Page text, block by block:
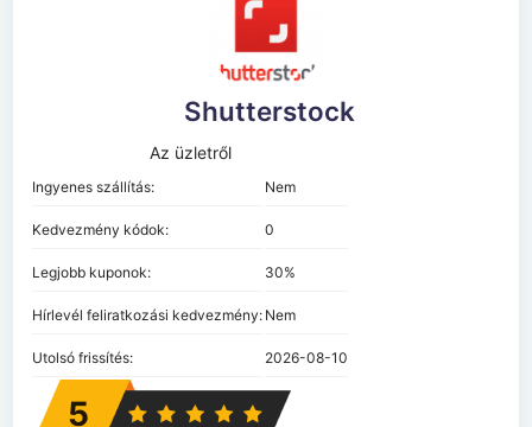
Shutterstock
Az üzletről
Ingyenes szállítás: Nem
Kedvezmény kódok: 0
Legjobb kuponok: 30%
Hírlevél feliratkozási kedvezmény: Nem
Utolsó frissítés: 2026-08-10
5